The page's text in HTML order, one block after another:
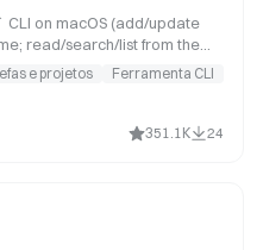
on macOS (add/update
read/search/list from the
a user asks OpenClaw to add
search tasks, or
e projetos Ferramenta CLI
351.1K 24